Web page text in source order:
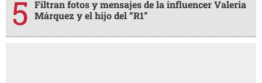
Filtran fotos y mensajes de la influencer Valeria
Márquez y el hijo del “R1”